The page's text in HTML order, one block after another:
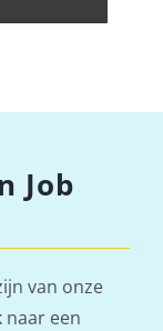
Job
van onze
naar een